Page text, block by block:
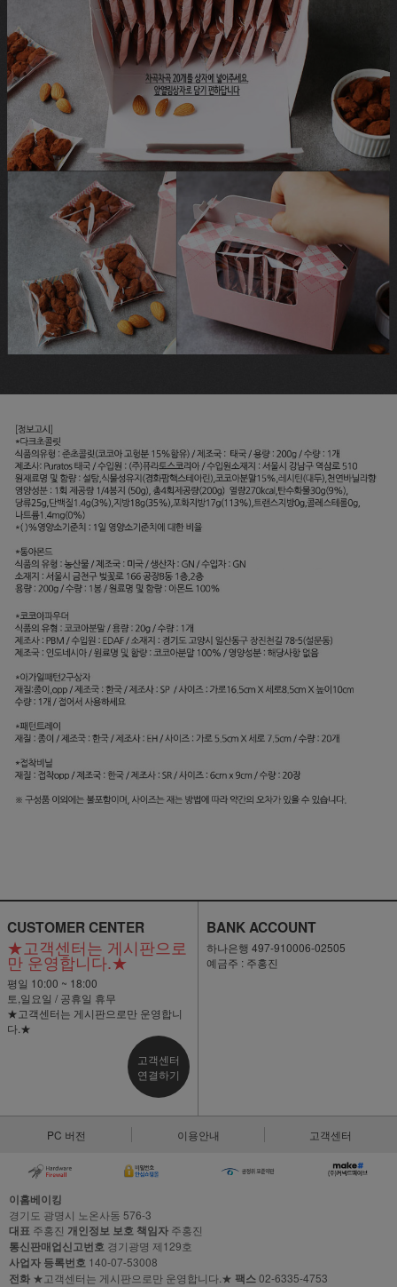
CUSTOMER CENTER
★고객센터는 게시판으로
만 운영합니다.★
평일 10:00 ~ 18:00
토,일요일 / 공휴일 휴무
★고객센터는 게시판으로만 운영합니
다.★
고객센터
연결하기
BANK ACCOUNT
하나은행 497-910006-02505
예금주 : 주홍진
PC 버전 이용안내 고객센터
이홈베이킹
경기도 광명시 노온사동 576-3
대표 주홍진 개인정보 보호 책임자 주홍진
통신판매업신고번호 경기광명 제129호
사업자 등록번호 140-07-53008
전화 ★고객센터는 게시판으로만 운영합니다.★ 팩스02-6335-4753